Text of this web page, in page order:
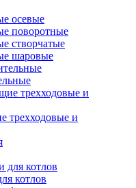
осевые
поворотные
створчатые
шаровые
трехходовые и
котлов